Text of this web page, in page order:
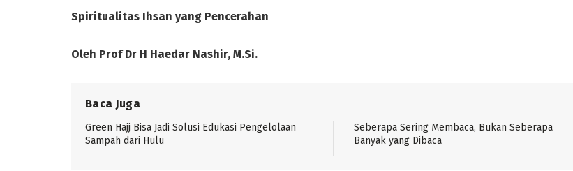
Spiritualitas Ihsan yang Pencerahan
Oleh Prof Dr H Haedar Nashir, M.Si.
Baca Juga
Green Hajj Bisa Jadi Solusi Edukasi Pengelolaan
Sampah dari Hulu
Seberapa Sering Membaca, Bukan Seberapa
Banyak yang Dibaca